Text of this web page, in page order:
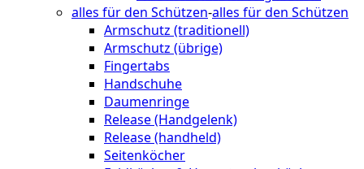
alles für den Schützen-alles für den Schützen
Armschutz (traditionell)
Armschutz (übrige)
Fingertabs
Handschuhe
Daumenringe
Release (Handgelenk)
Release (handheld)
Seitenköcher